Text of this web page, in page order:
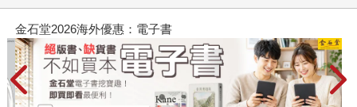
金石堂2026海外優惠：電子書